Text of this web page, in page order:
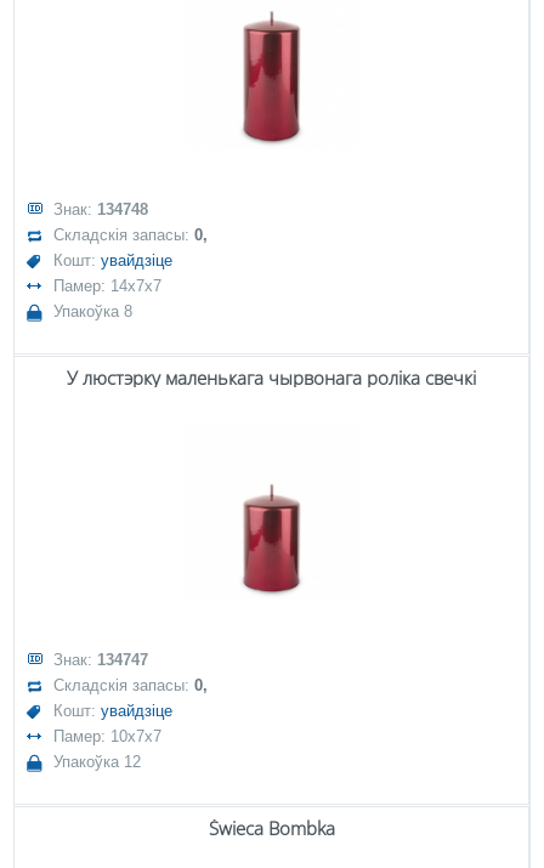
Знак: 134748
Складскія запасы:0,
Кошт:увайдзіце
Памер: 14x7x7
Упакоўка 8
У люстэрку маленькага чырвонага роліка свечкі
Знак: 134747
Складскія запасы:0,
Кошт:увайдзіце
Памер: 10x7x7
Упакоўка 12
Świeca Bombka